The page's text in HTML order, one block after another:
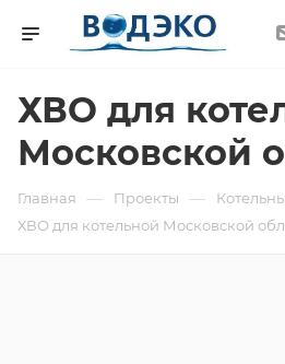
ХВО для
Московской
Главная — Проекты —
ХВО для котельной Московской